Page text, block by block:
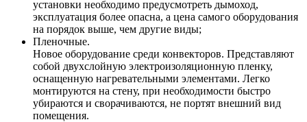
установки необходимо предусмотреть дымоход,
эксплуатация более опасна, а цена самого оборудования
на порядок выше, чем другие виды;
Пленочные.
Новое оборудование среди конвекторов. Представляют
собой двухслойную электроизоляционную пленку,
оснащенную нагревательными элементами. Легко
монтируются на стену, при необходимости быстро
убираются и сворачиваются, не портят внешний вид
помещения.